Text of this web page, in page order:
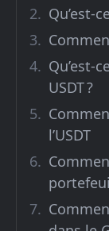
Qu’est-
Qu’est-
USDT ?
l’USDT